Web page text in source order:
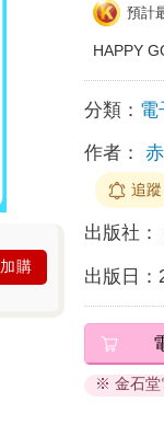
加購
預計
HAPPY
分類： 電
作者：
追蹤
出版社：
出版日：
※ 金石堂